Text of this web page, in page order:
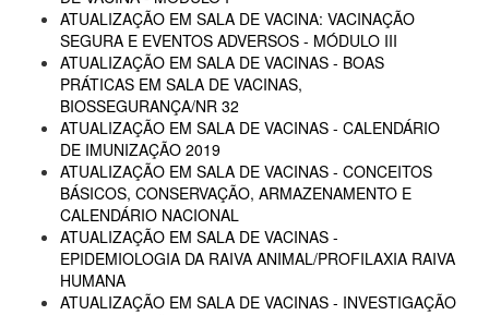
ATUALIZAÇÃO EM SALA DE VACINA: VACINAÇÃO
SEGURA E EVENTOS ADVERSOS - MÓDULO III
ATUALIZAÇÃO EM SALA DE VACINAS - BOAS
PRÁTICAS EM SALA DE VACINAS,
BIOSSEGURANÇA/NR 32
ATUALIZAÇÃO EM SALA DE VACINAS - CALENDÁRIO
DE IMUNIZAÇÃO 2019
ATUALIZAÇÃO EM SALA DE VACINAS - CONCEITOS
BÁSICOS, CONSERVAÇÃO, ARMAZENAMENTO E
CALENDÁRIO NACIONAL
ATUALIZAÇÃO EM SALA DE VACINAS -
EPIDEMIOLOGIA DA RAIVA ANIMAL/PROFILAXIA RAIVA
HUMANA
ATUALIZAÇÃO EM SALA DE VACINAS - INVESTIGAÇÃO